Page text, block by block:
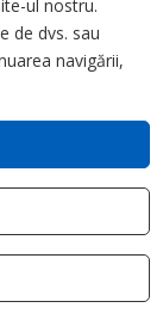
ul nostru.
de dvs. sau
navigării,